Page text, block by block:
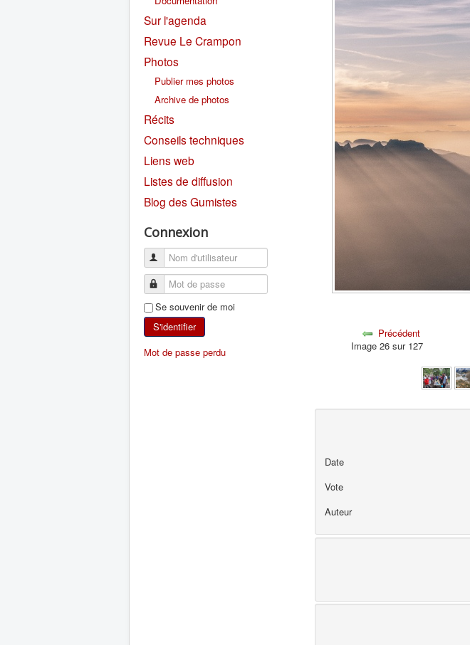
Sur l'agenda
Revue Le Crampon
Photos
Publier mes photos
Archive de photos
Récits
Conseils techniques
Liens web
Listes de diffusion
Blog des Gumistes
Connexion
Se souvenir de moi
S'identifier
Mot de passe perdu
Précédent
Image 26 sur 127
Date
Vote
Auteur